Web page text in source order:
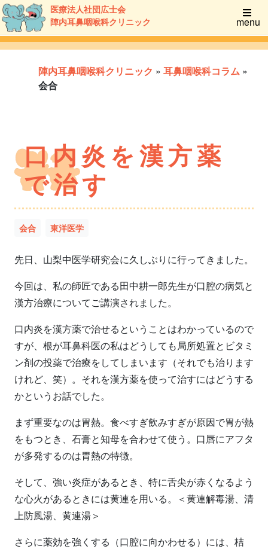
医療法人社団広士会
陣内耳鼻咽喉科クリニック
menu
陣内耳鼻咽喉科クリニック » 耳鼻咽喉科コラム »
会合
口内炎を漢方薬
で治す
会合 東洋医学
先日、山梨中医学研究会に久しぶりに行ってきました。
今回は、私の師匠である田中耕一郎先生が口腔の病気と
漢方治療についてご講演されました。
口内炎を漢方薬で治せるということはわかっているので
すが、根が耳鼻科医の私はどうしても局所処置とビタミ
ン剤の投薬で治療をしてしまいます（それでも治ります
けれど、笑）。それを漢方薬を使って治すにはどうする
かというお話でした。
まず重要なのは胃熱。食べすぎ飲みすぎが原因で胃が熱
をもつとき、石膏と知母を合わせて使う。口唇にアフタ
が多発するのは胃熱の特徴。
そして、強い炎症があるとき、特に舌尖が赤くなるよう
な心火があるときには黄連を用いる。＜黄連解毒湯、清
上防風湯、黄連湯＞
さらに薬効を強くする（口腔に向かわせる）には、桔